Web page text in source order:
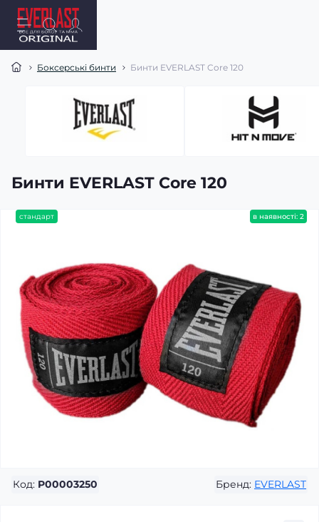
Боксерські бинти Бинти EVERLAST Core 120
Бинти EVERLAST Core 120
стандарт в наявності: 2
Код: P00003250 Бренд: EVERLAST